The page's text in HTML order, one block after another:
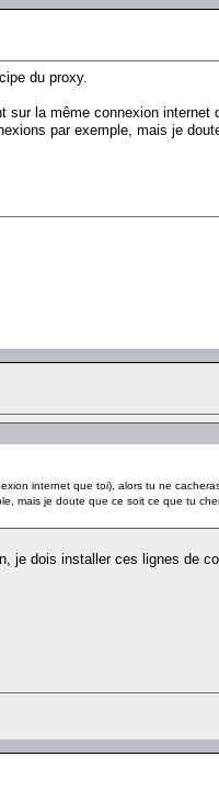
du proxy.
la même connexion internet
par exemple, mais je
internet que toi), alors tu ne cacheras
mais je doute que ce soit ce que tu
je dois installer ces lignes de